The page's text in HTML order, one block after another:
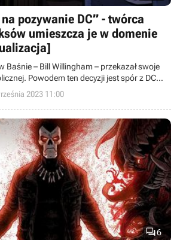
pozywanie DC” - twórca
umieszcza je w domenie
Baśnie – Bill Willingham – przekazał swoje
Powodem ten decyzji jest spór z DC
2023 11:00
6